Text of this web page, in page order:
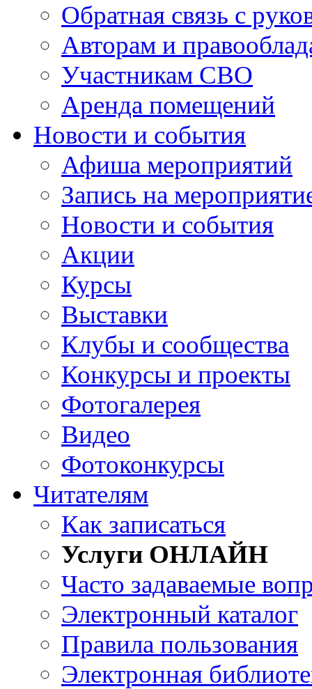
Обратная связь с
Авторам и
Участникам СВО
Аренда помещений
Новости и события
Афиша мероприятий
Запись на
Новости и события
Акции
Курсы
Выставки
Клубы и сообщества
Конкурсы и проекты
Фотогалерея
Видео
Фотоконкурсы
Читателям
Как записаться
Услуги ОНЛАЙН
Часто задаваемые
Электронный каталог
Правила пользования
Электронная